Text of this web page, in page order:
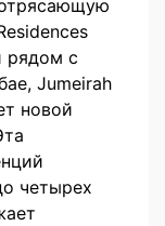
рядом с
Jumeirah
новой
четырех